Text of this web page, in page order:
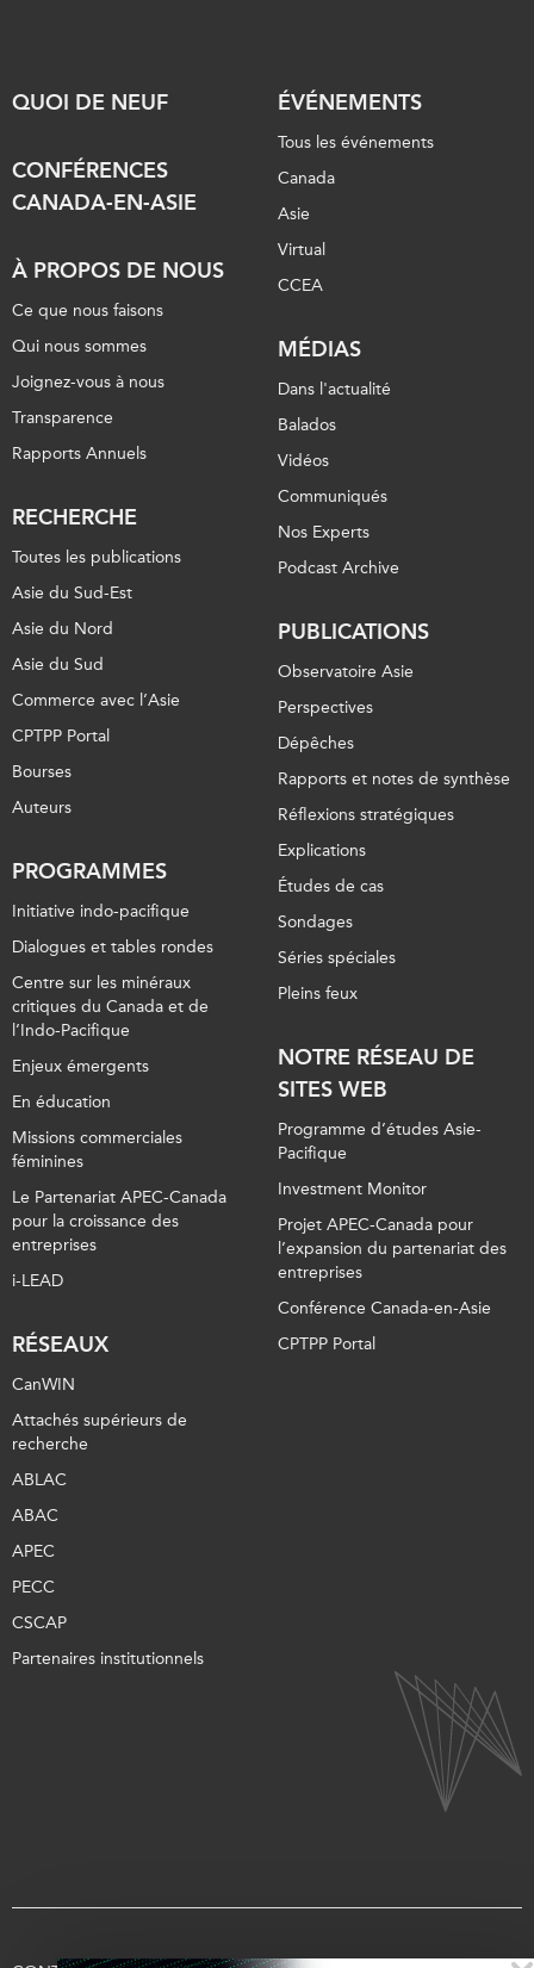
QUOI DE NEUF
CONFÉRENCES
CANADA-EN-ASIE
À PROPOS DE NOUS
Ce que nous faisons
Qui nous sommes
Joignez-vous à nous
Transparence
Rapports Annuels
RECHERCHE
Toutes les publications
Asie du Sud-Est
Asie du Nord
Asie du Sud
Commerce avec l’Asie
CPTPP Portal
Bourses
Auteurs
PROGRAMMES
Initiative indo-pacifique
Dialogues et tables rondes
Centre sur les minéraux
critiques du Canada et de
l’Indo-Pacifique
Enjeux émergents
En éducation
Missions commerciales
féminines
Le Partenariat APEC-Canada
pour la croissance des
entreprises
i-LEAD
RÉSEAUX
CanWIN
Attachés supérieurs de
recherche
ABLAC
ABAC
APEC
PECC
CSCAP
Partenaires institutionnels
ÉVÉNEMENTS
Tous les événements
Canada
Asie
Virtual
CCEA
MÉDIAS
Dans l'actualité
Balados
Vidéos
Communiqués
Nos Experts
Podcast Archive
PUBLICATIONS
Observatoire Asie
Perspectives
Dépêches
Rapports et notes de synthèse
Réflexions stratégiques
Explications
Études de cas
Sondages
Séries spéciales
Pleins feux
NOTRE RÉSEAU DE
SITES WEB
Programme d’études Asie-
Pacifique
Investment Monitor
Projet APEC-Canada pour
l’expansion du partenariat des
entreprises
Conférence Canada-en-Asie
CPTPP Portal